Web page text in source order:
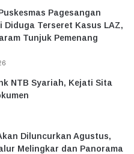
Pagesangan
Diduga Terseret Kasus LAZ,
Tunjuk Pemenang
NTB Syariah, Kejati Sita
Diluncurkan Agustus,
Melingkar dan Panorama